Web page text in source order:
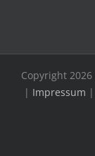
Copyright 2026
| Impressum |